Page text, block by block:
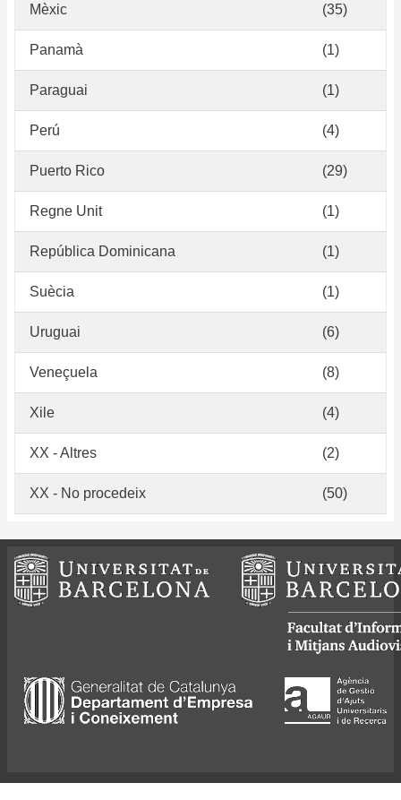
Mèxic (35)
Panamà (1)
Paraguai (1)
Perú (4)
Puerto Rico (29)
Regne Unit (1)
República Dominicana (1)
Suècia (1)
Uruguai (6)
Veneçuela (8)
Xile (4)
XX - Altres (2)
XX - No procedeix (50)